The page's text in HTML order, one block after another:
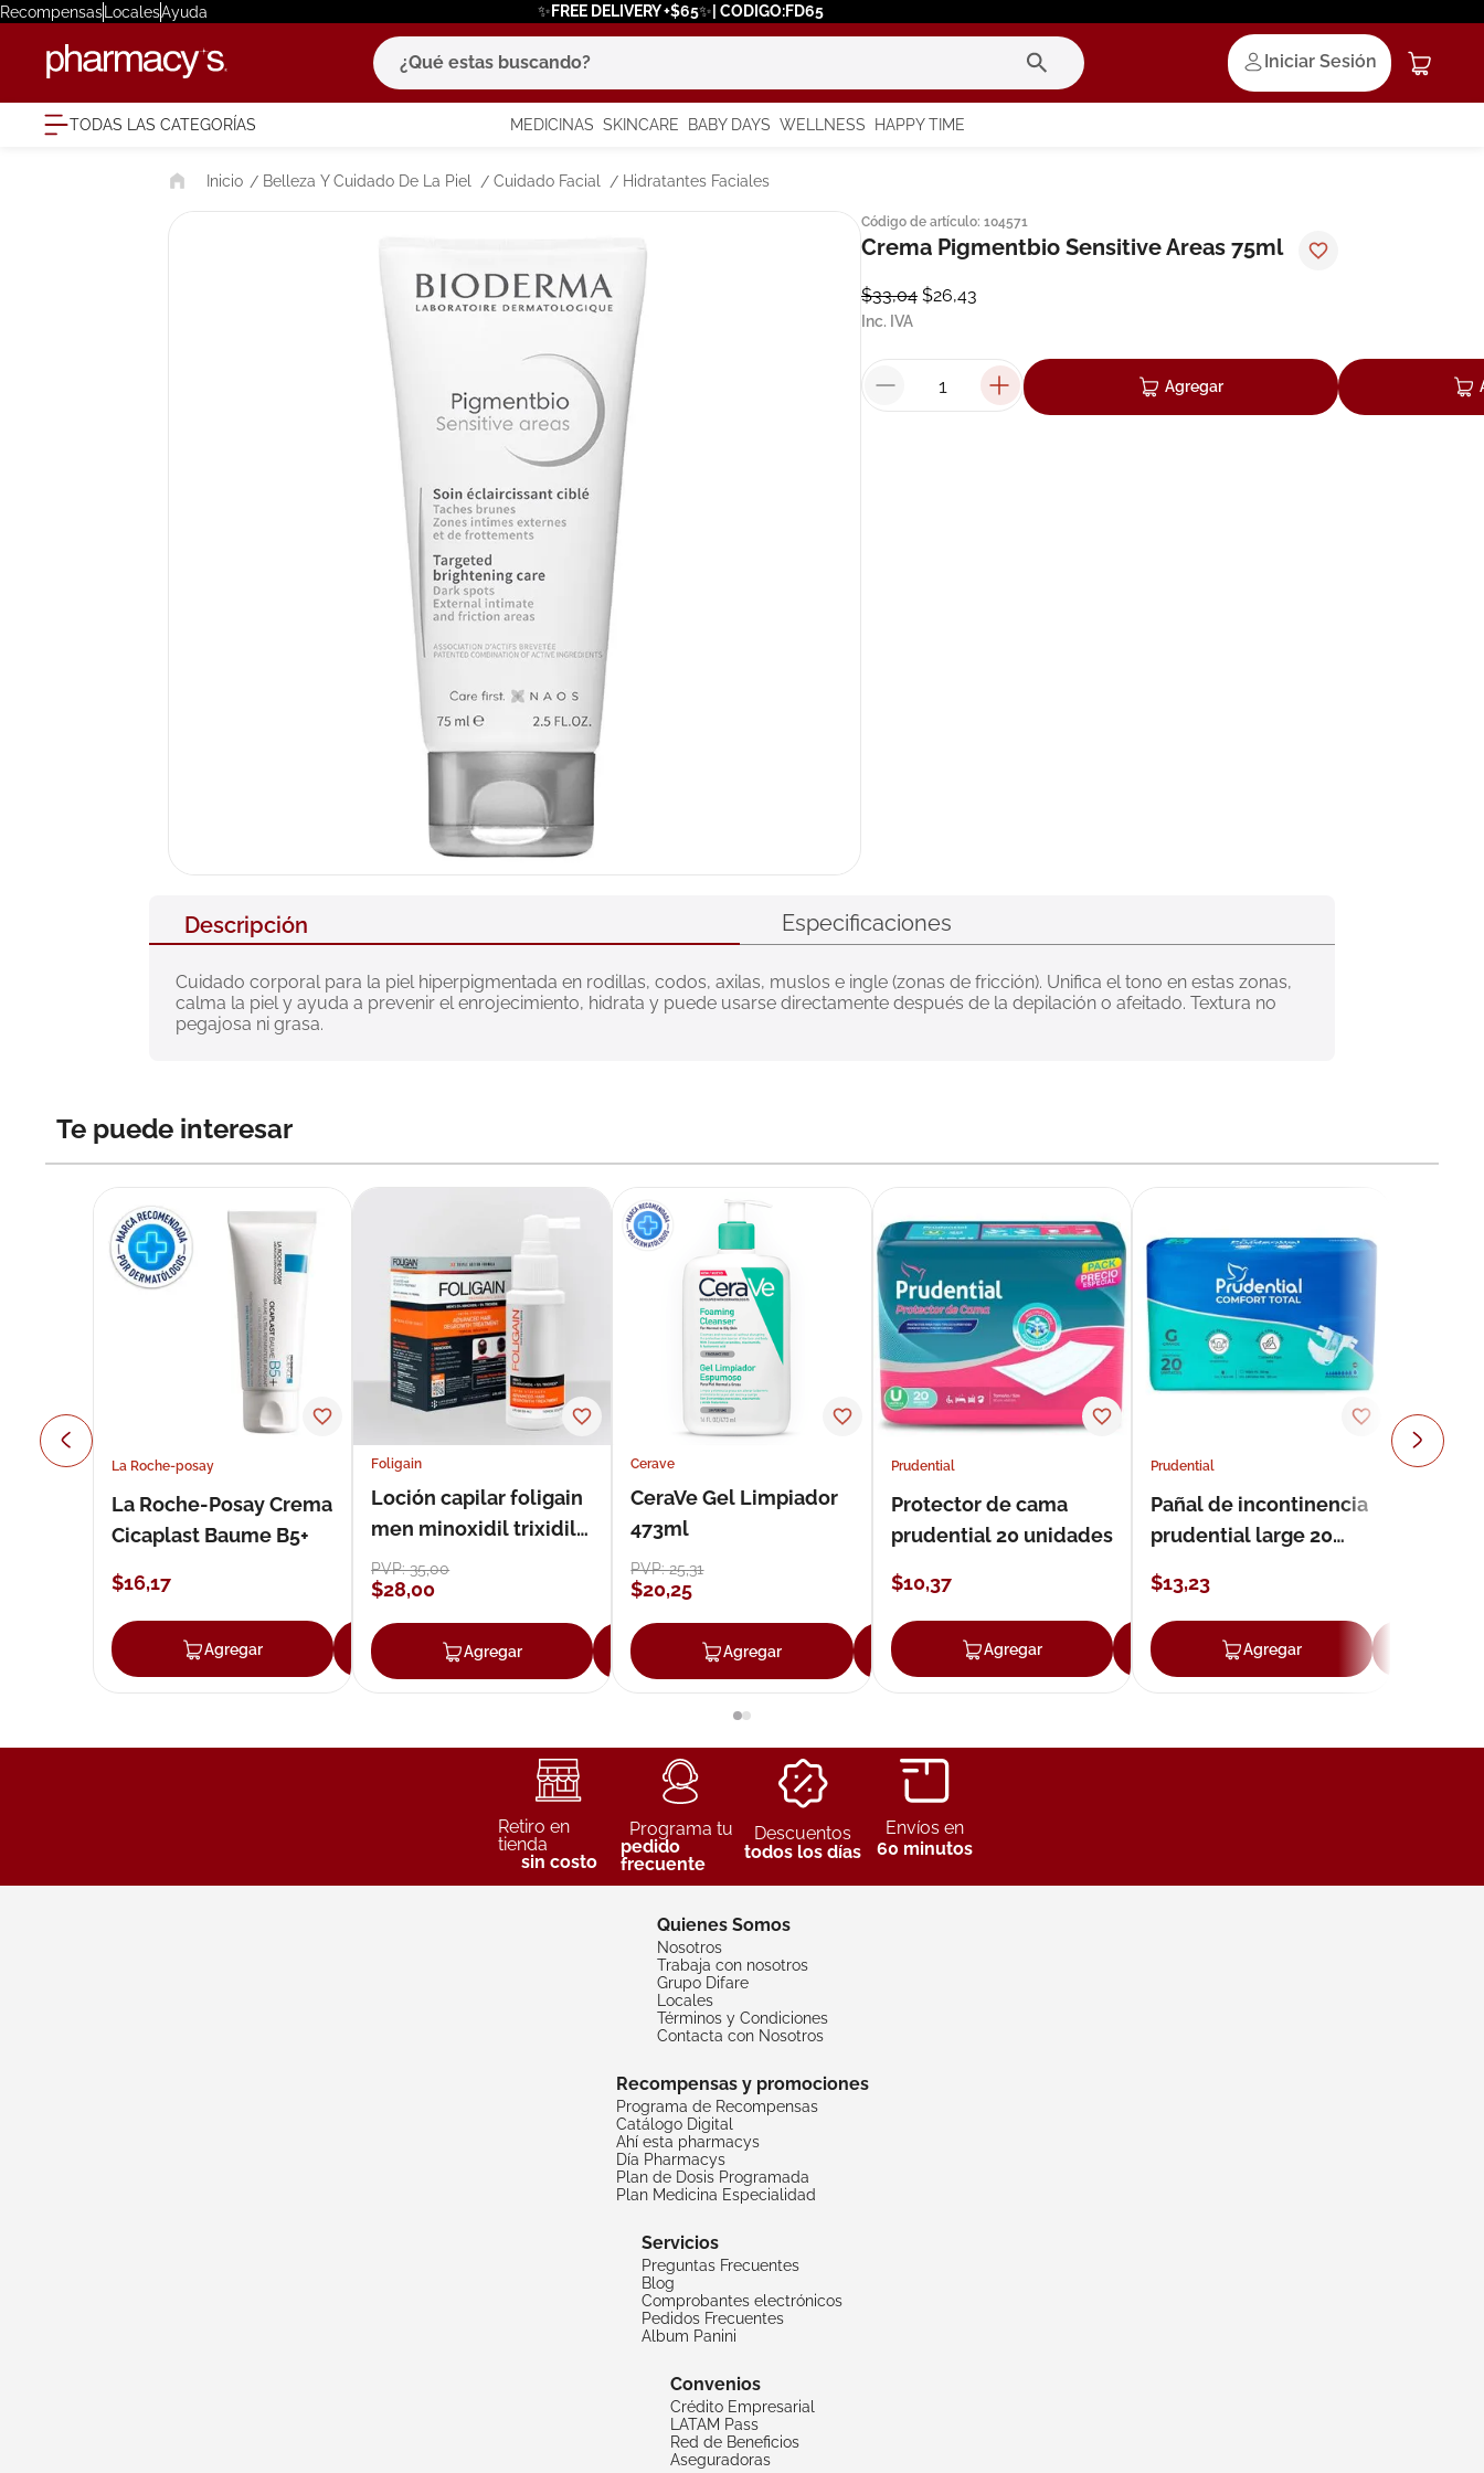
RecompensasLocalesAyuda ✨FREE DELIVERY +$65✨| CODIGO:FD65
¿Qué estas buscando?
Iniciar Sesión
TODAS LAS CATEGORÍAS MEDICINAS SKINCARE BABY DAYS WELLNESS HAPPY TIME
Belleza Y Cuidado De La Piel Cuidado Facial Hidratantes Faciales
Código de artículo: 104571
Crema Pigmentbio Sensitive Areas 75ml
$33,04 $26,43
Inc. IVA
Agregar
Descripción Especificaciones
Cuidado corporal para la piel hiperpigmentada en rodillas, codos, axilas, muslos e ingle (zonas de fricción). Unifica el tono en estas zonas,
calma la piel y ayuda a prevenir el enrojecimiento, hidrata y puede usarse directamente después de la depilación o afeitado. Textura no
pegajosa ni grasa.
Te puede interesar
La Roche-posay
La Roche-Posay Crema
Cicaplast Baume B5+
$16,17
Agregar Agregar
Foligain
Loción capilar foligain
men minoxidil trixidil
loción 59 ml
PVP:35,00
$28,00
Agregar Agregar
Cerave
CeraVe Gel Limpiador
473ml
PVP:25,31
$20,25
Agregar Agregar
Prudential
Protector de cama
prudential 20 unidades
$10,37
Agregar Agregar
Prudential
Pañal de incontinencia
prudential large 20
$13,23
Agregar
Retiro en
tienda
sin costo
Programa tu
pedido
frecuente
Descuentos
todos los días
Envíos en
60 minutos
Quienes Somos
Nosotros
Trabaja con nosotros
Grupo Difare
Locales
Términos y Condiciones
Contacta con Nosotros
Recompensas y promociones
Programa de Recompensas
Catálogo Digital
Ahí esta pharmacys
Día Pharmacys
Plan de Dosis Programada
Plan Medicina Especialidad
Servicios
Preguntas Frecuentes
Blog
Comprobantes electrónicos
Pedidos Frecuentes
Album Panini
Convenios
Crédito Empresarial
LATAM Pass
Red de Beneficios
Aseguradoras
términos más buscados
1 . eucerin
4. pilexil
isdin
roche posay
9 megacistin
.pañales